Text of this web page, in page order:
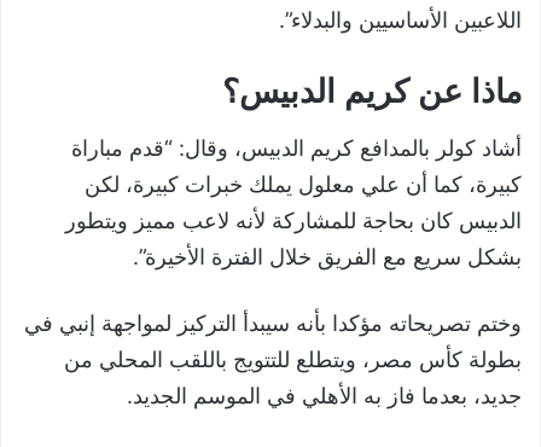
اللاعبين الأساسيين والبدلاء”.
ماذا عن كريم الدبيس؟
أشاد كولر بالمدافع كريم الدبيس، وقال: “قدم مباراة
كبيرة، كما أن علي معلول يملك خبرات كبيرة، لكن
الدبيس كان بحاجة للمشاركة لأنه لاعب مميز ويتطور
بشكل سريع مع الفريق خلال الفترة الأخيرة”.
وختم تصريحاته مؤكدا بأنه سيبدأ التركيز لمواجهة إنبي في
بطولة كأس مصر، ويتطلع للتتويج باللقب المحلي من
جديد، بعدما فاز به الأهلي في الموسم الجديد.